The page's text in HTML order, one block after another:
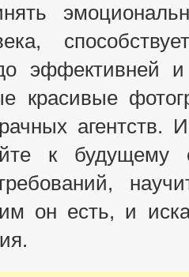
эффективней
красивые
агентств.
к будущему
он есть, и